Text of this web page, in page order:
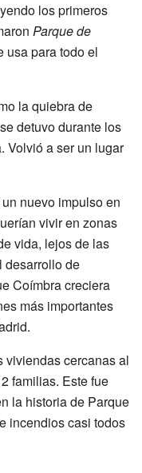
los primeros
Parque de
usa para todo el
la quiebra de
detuvo durante los
Volvió a ser un lugar
nuevo impulso en
vivir en zonas
vida, lejos de las
desarrollo de
Coímbra creciera
más importantes
viviendas cercanas al
familias. Este fue
la historia de Parque
incendios casi todos